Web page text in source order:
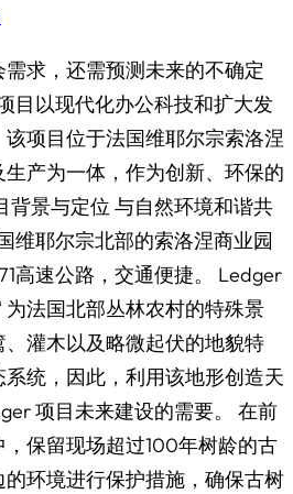
求，还需预测未来的不确定
目以现代化办公科技和扩大发
项目位于法国维耶尔宗索洛涅
产为一体，作为创新、环保的
背景与定位 与自然环境和谐共
维耶尔宗北部的索洛涅商业园
高速公路，交通便捷。 Ledger
为法国北部丛林农村的特殊景
灌木以及略微起伏的地貌特
统，因此，利用该地形创造天
项目未来建设的需要。 在前
保留现场超过100年树龄的古
环境进行保护措施，确保古树